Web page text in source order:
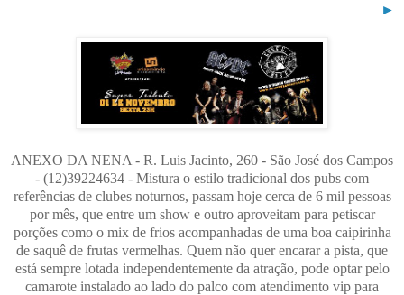
►
ANEXO DA NENA - R. Luis Jacinto, 260 - São José dos Campos
- (12)39224634 - Mistura o estilo tradicional dos pubs com
referências de clubes noturnos, passam hoje cerca de 6 mil pessoas
por mês, que entre um show e outro aproveitam para petiscar
porções como o mix de frios acompanhadas de uma boa caipirinha
de saquê de frutas vermelhas. Quem não quer encarar a pista, que
está sempre lotada independentemente da atração, pode optar pelo
camarote instalado ao lado do palco com atendimento vip para